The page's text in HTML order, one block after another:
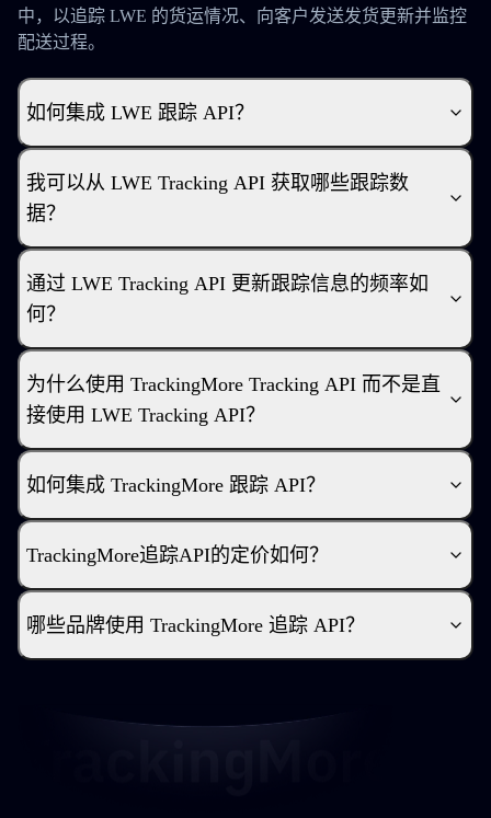
中，以追踪 LWE 的货运情况、向客户发送发货更新并监控
配送过程。
如何集成 LWE 跟踪 API？
我可以从 LWE Tracking API 获取哪些跟踪数
据？
通过 LWE Tracking API 更新跟踪信息的频率如
何？
为什么使用 TrackingMore Tracking API 而不是直
接使用 LWE Tracking API？
如何集成 TrackingMore 跟踪 API？
TrackingMore追踪API的定价如何？
哪些品牌使用 TrackingMore 追踪 API？